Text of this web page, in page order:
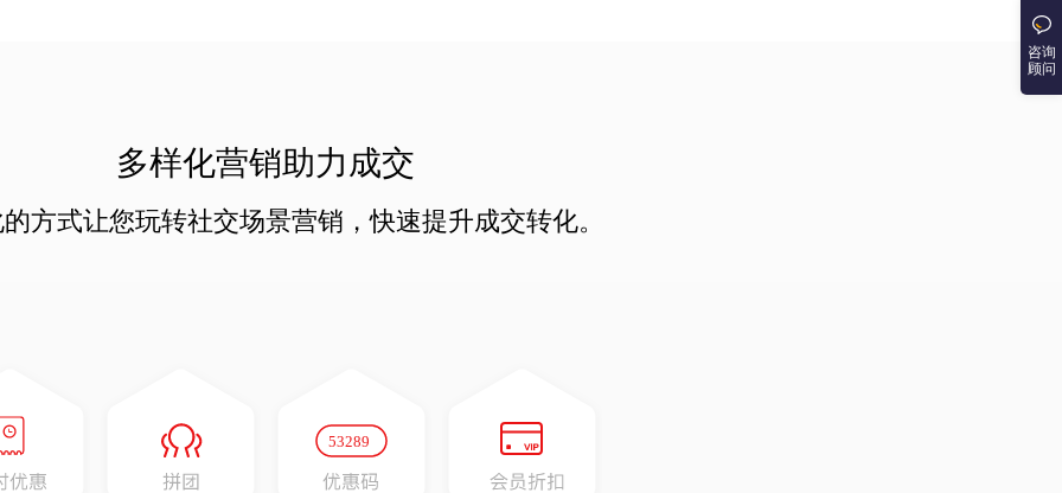
多样化营销助力成交
方式让您玩转社交场景营销，快速提升成交转化。
咨询
顾问